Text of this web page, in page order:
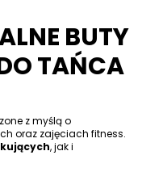
BUTY
TAŃCA
z myślą o
oraz zajęciach fitness.
, jak i